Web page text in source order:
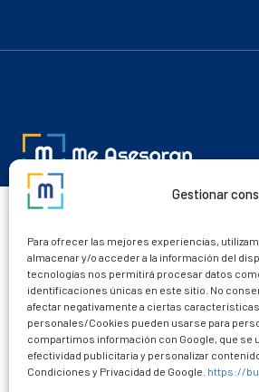
Gestionar
Para ofrecer las mejores experiencias,
almacenar y/o acceder a la información del
tecnologías nos permitirá procesar datos
identificaciones únicas en este sitio. No
afectar negativamente a ciertas
personales/Cookies pueden usarse para
compartimos información con Google, que se
efectividad publicitaria y personalizar
Condiciones y Privacidad de Google. https://